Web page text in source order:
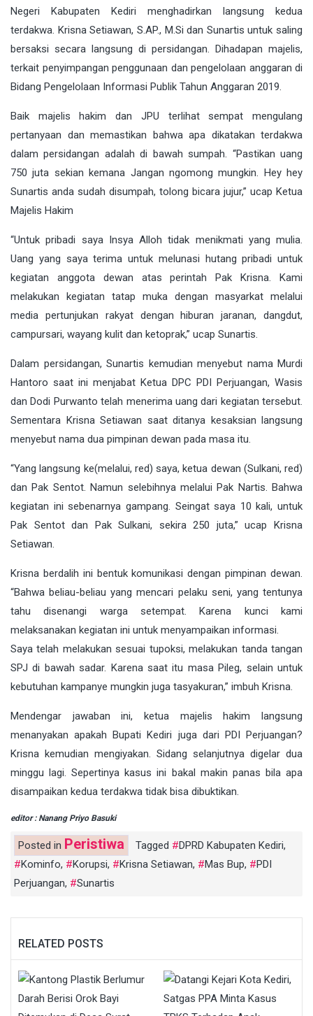
Negeri Kabupaten Kediri menghadirkan langsung kedua
terdakwa. Krisna Setiawan, S.AP., M.Si dan Sunartis untuk saling
bersaksi secara langsung di persidangan. Dihadapan majelis,
terkait penyimpangan penggunaan dan pengelolaan anggaran di
Bidang Pengelolaan Informasi Publik Tahun Anggaran 2019.
Baik majelis hakim dan JPU terlihat sempat mengulang
pertanyaan dan memastikan bahwa apa dikatakan terdakwa
dalam persidangan adalah di bawah sumpah. “Pastikan uang
750 juta sekian kemana Jangan ngomong mungkin. Hey hey
Sunartis anda sudah disumpah, tolong bicara jujur,” ucap Ketua
Majelis Hakim
“Untuk pribadi saya Insya Alloh tidak menikmati yang mulia.
Uang yang saya terima untuk melunasi hutang pribadi untuk
kegiatan anggota dewan atas perintah Pak Krisna. Kami
melakukan kegiatan tatap muka dengan masyarkat melalui
media pertunjukan rakyat dengan hiburan jaranan, dangdut,
campursari, wayang kulit dan ketoprak,” ucap Sunartis.
Dalam persidangan, Sunartis kemudian menyebut nama Murdi
Hantoro saat ini menjabat Ketua DPC PDI Perjuangan, Wasis
dan Dodi Purwanto telah menerima uang dari kegiatan tersebut.
Sementara Krisna Setiawan saat ditanya kesaksian langsung
menyebut nama dua pimpinan dewan pada masa itu.
“Yang langsung ke(melalui, red) saya, ketua dewan (Sulkani, red)
dan Pak Sentot. Namun selebihnya melalui Pak Nartis. Bahwa
kegiatan ini sebenarnya gampang. Seingat saya 10 kali, untuk
Pak Sentot dan Pak Sulkani, sekira 250 juta,” ucap Krisna
Setiawan.
Krisna berdalih ini bentuk komunikasi dengan pimpinan dewan.
“Bahwa beliau-beliau yang mencari pelaku seni, yang tentunya
tahu disenangi warga setempat. Karena kunci kami
melaksanakan kegiatan ini untuk menyampaikan informasi.
Saya telah melakukan sesuai tupoksi, melakukan tanda tangan
SPJ di bawah sadar. Karena saat itu masa Pileg, selain untuk
kebutuhan kampanye mungkin juga tasyakuran,” imbuh Krisna.
Mendengar jawaban ini, ketua majelis hakim langsung
menanyakan apakah Bupati Kediri juga dari PDI Perjuangan?
Krisna kemudian mengiyakan. Sidang selanjutnya digelar dua
minggu lagi. Sepertinya kasus ini bakal makin panas bila apa
disampaikan kedua terdakwa tidak bisa dibuktikan.
editor : Nanang Priyo Basuki
Posted in Peristiwa Tagged DPRD Kabupaten Kediri,
Kominfo, Korupsi, Krisna Setiawan, Mas Bup,
PDI
Perjuangan, Sunartis
RELATED POSTS